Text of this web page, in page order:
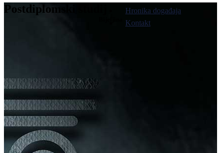
Hronika događaja
Kontakt
Postdiplomski studij